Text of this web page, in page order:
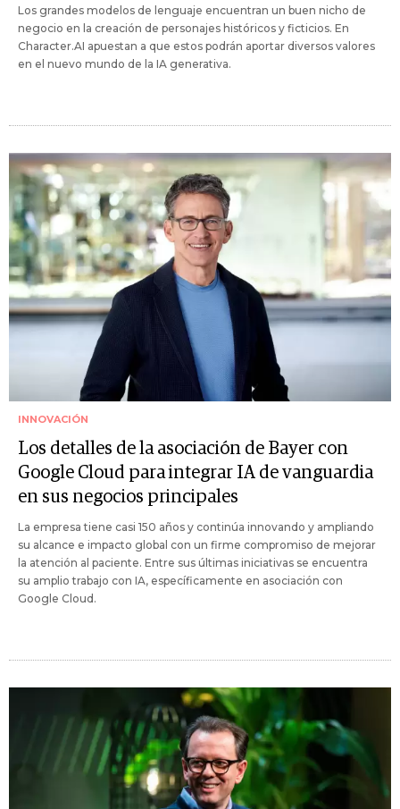
Los grandes modelos de lenguaje encuentran un buen nicho de
negocio en la creación de personajes históricos y ficticios. En
Character.AI apuestan a que estos podrán aportar diversos valores
en el nuevo mundo de la IA generativa.
INNOVACIÓN
Los detalles de la asociación de Bayer con
Google Cloud para integrar IA de vanguardia
en sus negocios principales
La empresa tiene casi 150 años y continúa innovando y ampliando
su alcance e impacto global con un firme compromiso de mejorar
la atención al paciente. Entre sus últimas iniciativas se encuentra
su amplio trabajo con IA, específicamente en asociación con
Google Cloud.